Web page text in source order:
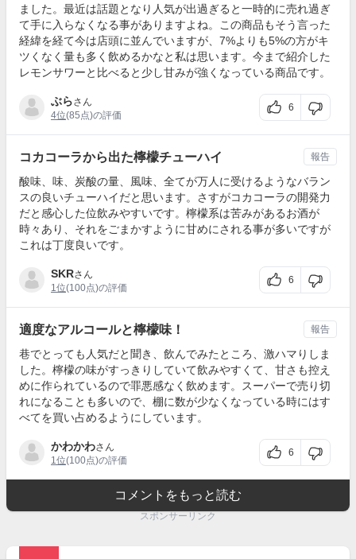
ました。最近は話題となり人気が出過ぎると一時的に売れ過ぎ
て手に入らなくなる事がありますよね。この商品もそう言った
経緯を経て今は店頭に並んでいますが、7%よりも5%の方がキ
ツくなく量も多く飲めるかなと私は思います。今まで紹介した
レモンサワーと比べると少し甘みが強くなっている商品です。
ぶらさん
4位(85点)の評価
6
コカコーラから出た檸檬チューハイ
酸味、味、炭酸の量、風味、全てが万人に受けるようなバラン
スの良いチューハイだと思います。さすがコカコーラの開発力
だと感心した位飲みやすいです。檸檬系は苦みがあるお酒が
時々あり、それをごまかすように甘めにされる事が多いですが
これは丁度良いです。
SKRさん
1位(100点)の評価
6
報告
適度なアルコールと檸檬味！
巷でとっても人気だと聞き、飲んでみたところ、激ハマりしま
した。檸檬の味がすっきりしていて飲みやすくて、甘さも控え
めに作られているので罪悪感なく飲めます。スーパーで売り切
れになることも多いので、棚に数が少なくなっている時にはす
べてを買い占めるようにしています。
かわかわさん
1位(100点)の評価
6
報告
コメントをもっと読む
スポンサーリンク